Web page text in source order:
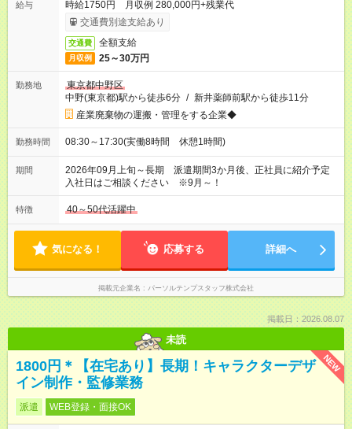
給与
時給1750円 月収例 280,000円+残業代
交通費別途支給あり
交通費 全額支給
月収例 25～30万円
勤務地
東京都中野区
中野(東京都)駅から徒歩6分 / 新井薬師前駅から徒歩11分
産業廃棄物の運搬・管理をする企業◆
勤務時間 08:30～17:30(実働8時間 休憩1時間)
期間
2026年09月上旬～長期 派遣期間3か月後、正社員に紹介予定
入社日はご相談ください ※9月～！
特徴 40～50代活躍中
気になる！ 応募する 詳細へ
掲載元企業名 パーソルテンプスタッフ株式会社
掲載日：2026.08.07
未読
NEW
1800円＊【在宅あり】長期！キャラクターデザ
イン制作・監修業務
派遣 WEB登録・面接OK